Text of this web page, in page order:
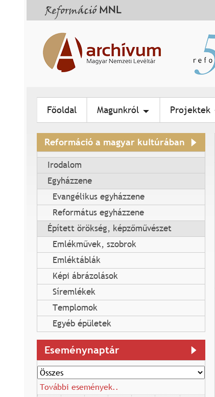
Főoldal Magunkról Projektek
Reformáció a magyar kultúrában
Irodalom
Egyházzene
Evangélikus egyházzene
Református egyházzene
Épített örökség, képzőművészet
Emlékművek, szobrok
Emléktáblák
Képi ábrázolások
Síremlékek
Templomok
Egyéb épületek
Eseménynaptár
További események..